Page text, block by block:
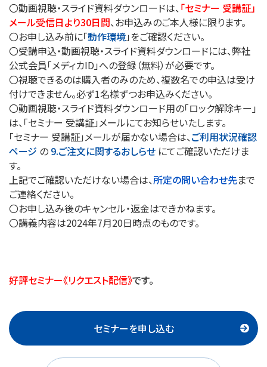
〇動画視聴・スライド資料ダウンロードは、「セミナー 受講証」
メール受信日より30日間、お申込みのご本人様に限ります。
〇お申し込み前に「動作環境」をご確認ください。
〇受講申込・動画視聴・スライド資料ダウンロードには、弊社
公式会員「メディカID」への登録（無料）が必要です。
〇視聴できるのは購入者のみのため、複数名での申込は受け
付けできません。必ず1名様ずつお申込みください。
〇動画視聴・スライド資料ダウンロード用の「ロック解除キー」
は、「セミナー 受講証」メールにてお知らせいたします。
「セミナー 受講証」メールが届かない場合は、ご利用状況確認
ページ の 9.ご注文に関するおしらせ にてご確認いただけま
す。
上記でご確認いただけない場合は、所定の問い合わせ先まで
ご連絡ください。
〇お申し込み後のキャンセル・返金はできかねます。
〇講義内容は2024年7月20日時点のものです。
好評セミナー《リクエスト配信》です。
セミナーを申し込む